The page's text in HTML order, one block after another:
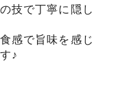
技で丁寧に隠し
感で旨味を感じ
♪